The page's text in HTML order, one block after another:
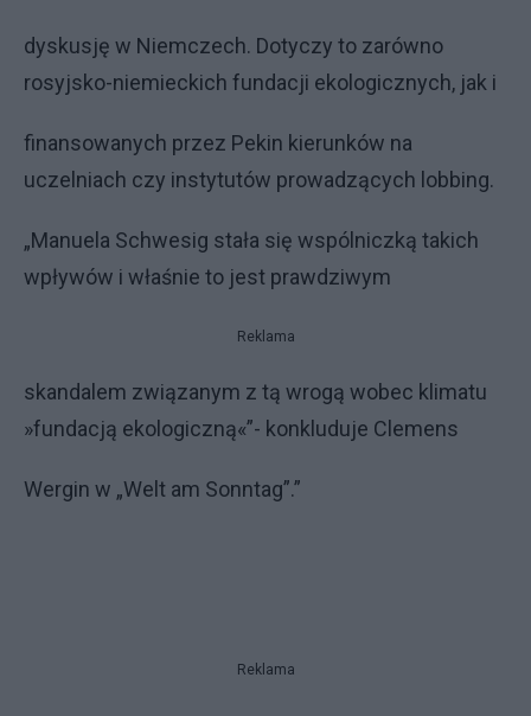
dyskusję w Niemczech. Dotyczy to zarówno
rosyjsko-niemieckich fundacji ekologicznych, jak i
finansowanych przez Pekin kierunków na
uczelniach czy instytutów prowadzących lobbing.
„Manuela Schwesig stała się wspólniczką takich
wpływów i właśnie to jest prawdziwym
Reklama
skandalem związanym z tą wrogą wobec klimatu
»fundacją ekologiczną«”- konkluduje Clemens
Wergin w „Welt am Sonntag”.”
Reklama